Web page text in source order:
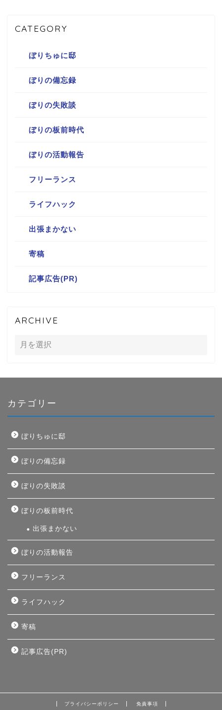
CATEGORY
ぼりちゅに邸
ぼりの備忘録
ぼりの失敗談
ぼりの板前時代
ぼりの活動報告
フリーランス
ライフハック
出張まかない
寄稿
記事広告(PR)
ARCHIVE
カテゴリー
ぼりちゅに邸
ぼりの備忘録
ぼりの失敗談
ぼりの板前時代
出張まかない
ぼりの活動報告
フリーランス
ライフハック
寄稿
記事広告(PR)
プライバシーポリシー 免責事項